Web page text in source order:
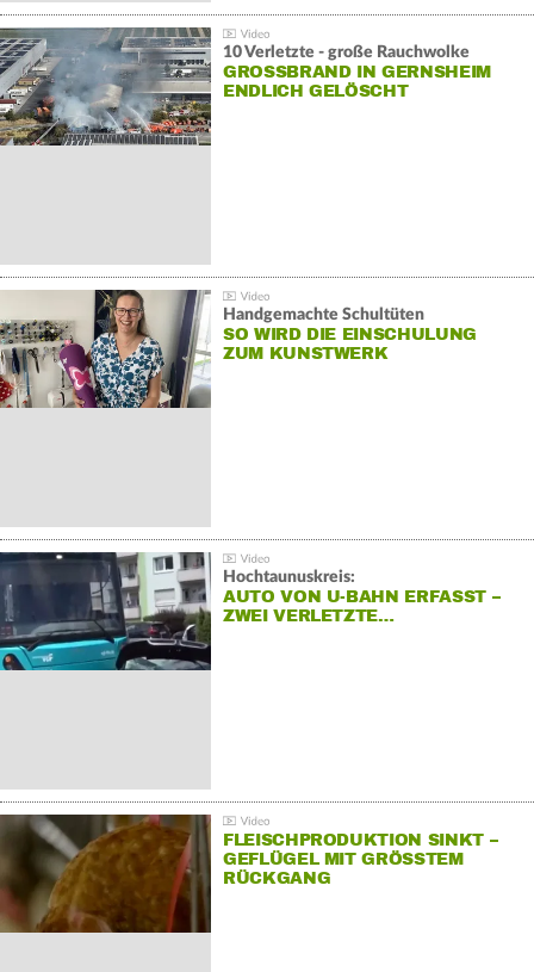
10 Verletzte - große Rauchwolke
GROSSBRAND IN GERNSHEIM E
NDLICH GELÖSCHT
Handgemachte Schultüten
SO WIRD DIE EINSCHULUNG
ZUM KUNSTWERK
Hochtaunuskreis:
AUTO VON U-BAHN ERFASST –
ZWEI VERLETZTE…
FLEISCHPRODUKTION SINKT –
GEFLÜGEL MIT GRÖSSTEM R
ÜCKGANG